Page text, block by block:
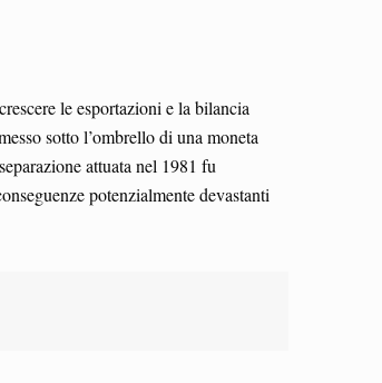
le esportazioni e la bilancia
sotto l’ombrello di una moneta
attuata nel 1981 fu
potenzialmente devastanti